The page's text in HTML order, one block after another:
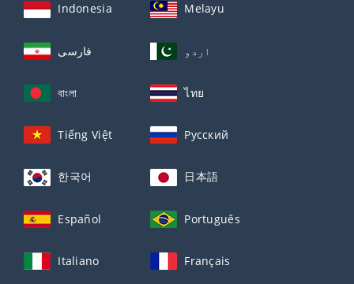
Indonesia Melayu
فارسی اردو
বাংলা ไทย
Tiếng Việt Русский
한국어 日本語
Español Português
Italiano Français